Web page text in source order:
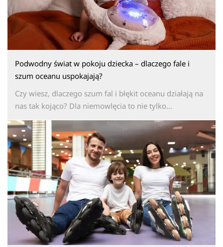
Podwodny świat w pokoju dziecka – dlaczego fale i
szum oceanu uspokajają?
Czy wiesz, dlaczego szum fal i błękit oceanu działają na
nas tak kojąco? Dla niemowlęcia to nie tylko...